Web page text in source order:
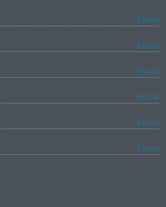
Email
Email
Email
Email
Email
Email